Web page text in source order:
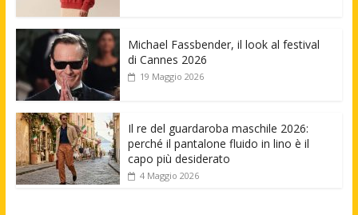
Michael Fassbender, il look al festival
di Cannes 2026
19 Maggio 2026
Il re del guardaroba maschile 2026:
perché il pantalone fluido in lino è il
capo più desiderato
4 Maggio 2026